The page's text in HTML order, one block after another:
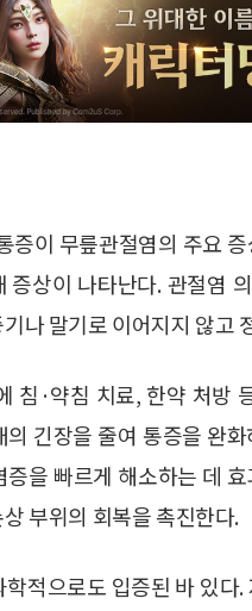
증이 무릎관절염의 주요
증상이 나타난다. 관절염
나 말기로 이어지지 않고
침·약침 치료, 한약 처방
긴장을 줄여 통증을 완
을 빠르게 해소하는 데
부위의 회복을 촉진한다.
적으로도 입증된 바 있